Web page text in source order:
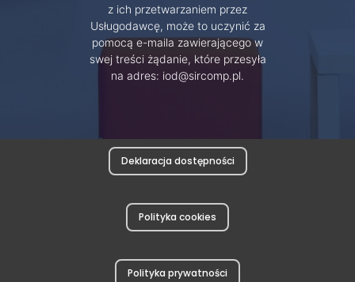
z ich przetwarzaniem przez
Usługodawcę, może to uczynić za
pomocą e-maila zawierającego w
swej treści żądanie, które przesyła
na adres: iod@sircomp.pl.
Deklaracja dostępności
Polityka cookies
Polityka prywatności